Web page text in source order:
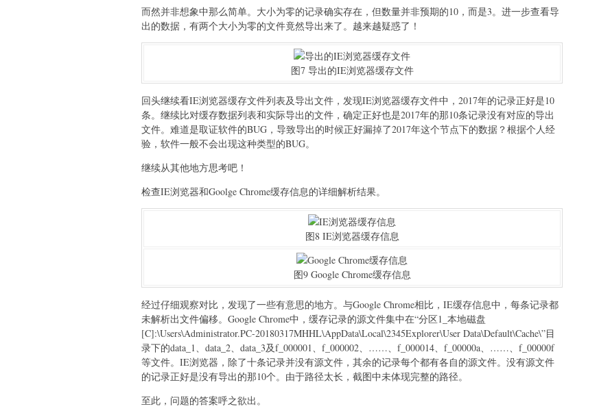
而然并非想象中那么简单。大小为零的记录确实存在，但数量并非预期的10，而是3。进一步查看导
出的数据，有两个大小为零的文件竟然导出来了。越来越疑惑了！
图7 导出的IE浏览器缓存文件
回头继续看IE浏览器缓存文件列表及导出文件，发现IE浏览器缓存文件中，2017年的记录正好是10
条。继续比对缓存数据列表和实际导出的文件，确定正好也是2017年的那10条记录没有对应的导出
文件。难道是取证软件的BUG，导致导出的时候正好漏掉了2017年这个节点下的数据？根据个人经
验，软件一般不会出现这种类型的BUG。
继续从其他地方思考吧！
检查IE浏览器和Goolge Chrome缓存信息的详细解析结果。
图8 IE浏览器缓存信息
图9 Google Chrome缓存信息
经过仔细观察对比，发现了一些有意思的地方。与Google Chrome相比，IE缓存信息中，每条记录都
未解析出文件偏移。Google Chrome中，缓存记录的源文件集中在“分区1_本地磁盘
[C]:\Users\Administrator.PC-20180317MHHL\AppData\Local\2345Explorer\User Data\Default\Cache\”目
录下的data_1、data_2、data_3及f_000001、f_000002、……、f_000014、f_00000a、……、f_00000f
等文件。IE浏览器，除了十条记录并没有源文件，其余的记录每个都有各自的源文件。没有源文件
的记录正好是没有导出的那10个。由于路径太长，截图中未体现完整的路径。
至此，问题的答案呼之欲出。